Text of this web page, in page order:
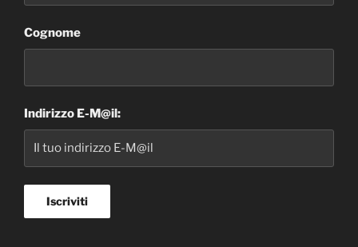
Cognome
Indirizzo E-M@il: